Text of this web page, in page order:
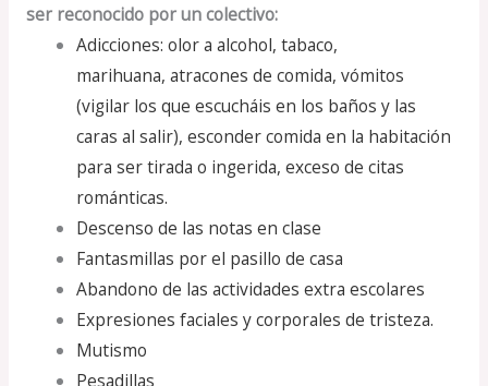
ser reconocido por un colectivo:
Adicciones: olor a alcohol, tabaco,
marihuana, atracones de comida, vómitos
(vigilar los que escucháis en los baños y las
caras al salir), esconder comida en la habitación
para ser tirada o ingerida, exceso de citas
románticas.
Descenso de las notas en clase
Fantasmillas por el pasillo de casa
Abandono de las actividades extra escolares
Expresiones faciales y corporales de tristeza.
Mutismo
Pesadillas